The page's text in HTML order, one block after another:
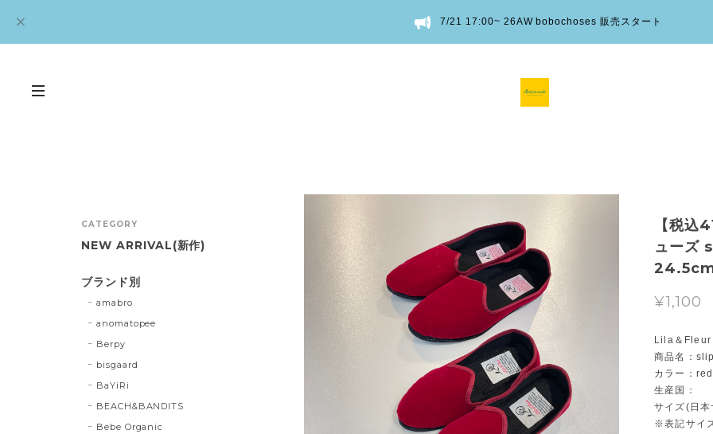
7/21 17:00~ 26AW bobochoses 販売スタート
【税
ュー
¥1,100
Lila＆Fleur
商品名：
カラー：red
生産国：
サイズ(日
※表記サイ
CATEGORY
NEW ARRIVAL(新作)
ブランド別
amabro
anomatopee
Berpy
bisgaard
BaYiRi
BEACH&BANDITS
Bebe Organic